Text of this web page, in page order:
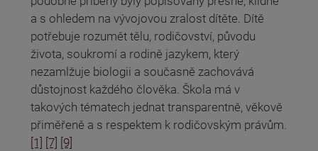
a s ohledem na vývojovou zralost dítěte. Dítě
potřebuje rozumět tělu, rodičovství, původu
života, soukromí a rodině jazykem, který
nezamlžuje biologii a současně zachovává
důstojnost každého člověka. Škola má v
takových tématech jednat transparentně, věkově
přiměřeně a s respektem k rodičovským právům.
[1]
[7] [9]